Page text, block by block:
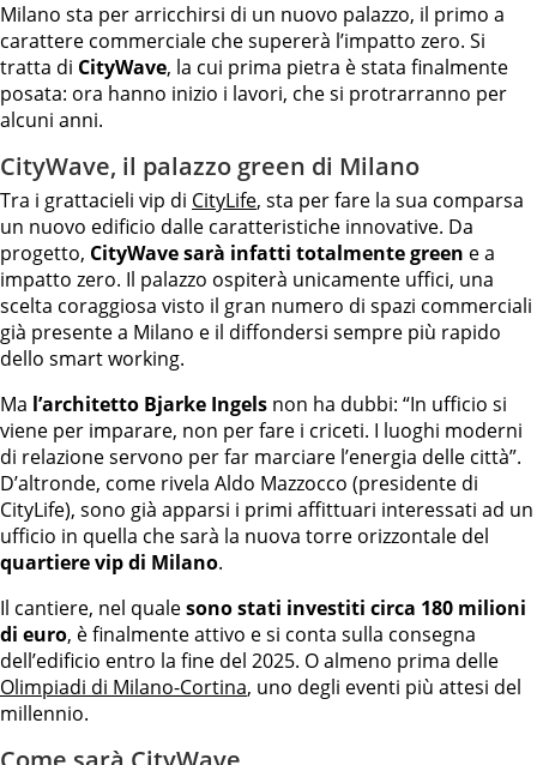
Milano sta per arricchirsi di un nuovo palazzo, il primo a
carattere commerciale che supererà l’impatto zero. Si
tratta di CityWave, la cui prima pietra è stata finalmente
posata: ora hanno inizio i lavori, che si protrarranno per
alcuni anni.
CityWave, il palazzo green di Milano
Tra i grattacieli vip di CityLife, sta per fare la sua comparsa
un nuovo edificio dalle caratteristiche innovative. Da
progetto, CityWave sarà infatti totalmente green e a
impatto zero. Il palazzo ospiterà unicamente uffici, una
scelta coraggiosa visto il gran numero di spazi commerciali
già presente a Milano e il diffondersi sempre più rapido
dello smart working.
Ma l’architetto Bjarke Ingels non ha dubbi: “In ufficio si
viene per imparare, non per fare i criceti. I luoghi moderni
di relazione servono per far marciare l’energia delle città”.
D’altronde, come rivela Aldo Mazzocco (presidente di
CityLife), sono già apparsi i primi affittuari interessati ad un
ufficio in quella che sarà la nuova torre orizzontale del
quartiere vip di Milano.
Il cantiere, nel qualesono stati investiti circa 180 milioni
di euro, è finalmente attivo e si conta sulla consegna
dell’edificio entro la fine del 2025. O almeno prima delle
Olimpiadi di Milano-Cortina, uno degli eventi più attesi del
millennio.